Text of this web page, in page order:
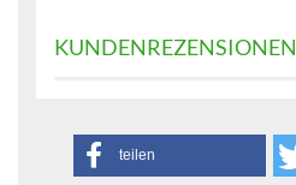
KUNDENREZENSIONEN
teilen